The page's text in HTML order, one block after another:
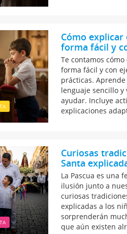
Cómo explicar
forma fácil y
Te contamos
forma fácil y con
prácticas.
lenguaje sencillo y
ayudar. Incluye
explicaciones
Curiosas
Santa
La Pascua es una
ilusión junto a
curiosas
explicadas a los
sorprenderán
que aún existen